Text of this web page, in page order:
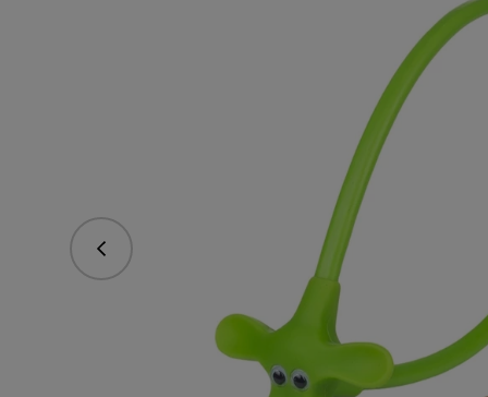
Predchádzajúce